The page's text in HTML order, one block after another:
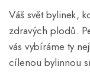
Váš svět bylinek,
zdravých plodů.
vás vybíráme ty
cílenou bylinnou